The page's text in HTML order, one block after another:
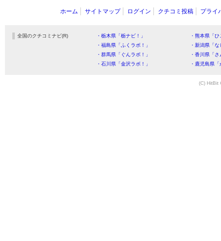
ホーム サイトマップ ログイン クチコミ投稿 プライ
全国のクチコミナビ(R) ・栃木県「栃ナビ！」
・熊本県「
・福島県「ふくラボ！」
・新潟県「
・群馬県「ぐんラボ！」
・香川県「
・石川県「金沢ラボ！」
・鹿児島県
(C) HitBit